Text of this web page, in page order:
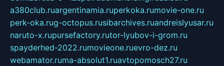
a380club.ruargentinamia.ruperkoka.rumovie-one.ru
perk-oka.rug-octopus.rusibarchives.ruandreislyusar.ru
naruto-x.rupursefactory.rutor-lyubov-i-grom.ru
spayderhed-2022.rumovieone.ruevro-dez.ru
webamator.ruma-absolut1.ruavtopomosch27.ru